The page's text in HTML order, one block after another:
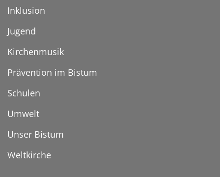
Inklusion
Jugend
Kirchenmusik
Prävention im Bistum
Schulen
Umwelt
Unser Bistum
Weltkirche